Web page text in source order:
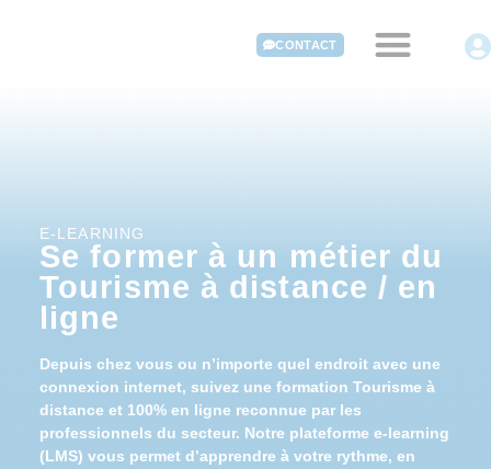
CONTACT
E-LEARNING
Se former à un métier du
Tourisme à distance / en
ligne
Depuis chez vous ou n’importe quel endroit avec une
connexion internet, suivez une formation Tourisme à
distance et 100% en ligne reconnue par les
professionnels du secteur. Notre plateforme e-learning
(LMS) vous permet d’apprendre à votre rythme, en